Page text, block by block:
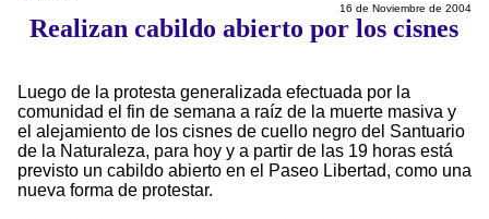
16 de Noviembre de 2004
Realizan cabildo abierto por los cisnes
Luego de la protesta generalizada efectuada por la
comunidad el fin de semana a raíz de la muerte masiva y
el alejamiento de los cisnes de cuello negro del Santuario
de la Naturaleza, para hoy y a partir de las 19 horas está
previsto un cabildo abierto en el Paseo Libertad, como una
nueva forma de protestar.